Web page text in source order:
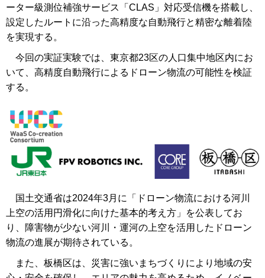
ーター級測位補強サービス「CLAS」対応受信機を搭載し、
設定したルートに沿った高精度な自動飛行と精密な離着陸
を実現する。
今回の実証実験では、東京都23区の人口集中地区内にお
いて、高精度自動飛行によるドローン物流の可能性を検証
する。
国土交通省は2024年3月に「ドローン物流における河川
上空の活用円滑化に向けた基本的考え方」を公表してお
り、障害物が少ない河川・運河の上空を活用したドローン
物流の進展が期待されている。
また、板橋区は、災害に強いまちづくりにより地域の安